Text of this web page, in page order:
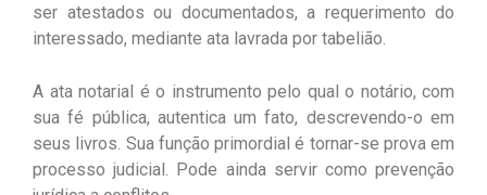
ser atestados ou documentados, a requerimento do
interessado, mediante ata lavrada por tabelião.
A ata notarial é o instrumento pelo qual o notário, com
sua fé pública, autentica um fato, descrevendo-o em
seus livros. Sua função primordial é tornar-se prova em
processo judicial. Pode ainda servir como prevenção